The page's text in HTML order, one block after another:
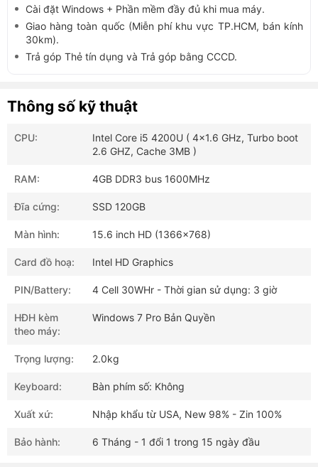
Cài đặt Windows + Phần mềm đầy đủ khi mua máy.
Giao hàng toàn quốc (Miễn phí khu vực TP.HCM, bán kính
30km).
Trả góp Thẻ tín dụng và Trả góp bằng CCCD.
Thông số kỹ thuật
CPU:
Intel Core i5 4200U ( 4x1.6 GHz, Turbo boot
2.6 GHZ, Cache 3MB )
RAM: 4GB DDR3 bus 1600MHz
Đĩa cứng: SSD 120GB
Màn hình: 15.6 inch HD (1366x768)
Card đồ hoạ: Intel HD Graphics
PIN/Battery: 4 Cell 30WHr - Thời gian sử dụng: 3 giờ
HĐH kèm
theo máy:
Windows 7 Pro Bản Quyền
Trọng lượng: 2.0kg
Keyboard: Bàn phím số: Không
Xuất xứ: Nhập khẩu từ USA, New 98% - Zin 100%
Bảo hành: 6 Tháng - 1 đổi 1 trong 15 ngày đầu